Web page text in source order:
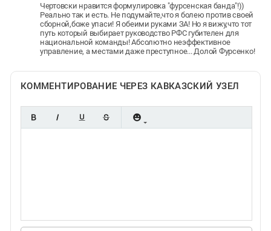
Чертовски нравится формулировка "фурсенская банда"!))
Реально так и есть. Не подумайте,что я болею против своей
сборной,боже упаси! Я обеими руками ЗА! Но я вижу,что тот
путь который выбирает руководство РФС губителен для
национальной команды! Абсолютно неэффективное
управление, а местами даже преступное... Долой Фурсенко!
КОММЕНТИРОВАНИЕ ЧЕРЕЗ КАВКАЗСКИЙ УЗЕЛ